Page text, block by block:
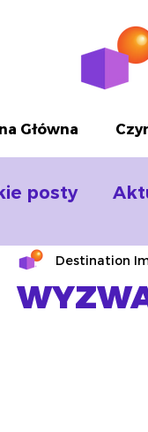
Główna
posty
Destination